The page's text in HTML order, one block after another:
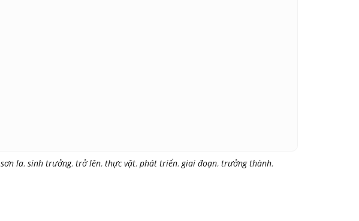
sơn la, sinh trưởng, trở lên, thực vật, phát triển,giai đoạn, trưởng thành,